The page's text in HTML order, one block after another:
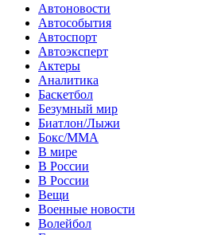
Автоновости
Автособытия
Автоспорт
Автоэксперт
Актеры
Аналитика
Баскетбол
Безумный мир
Биатлон/Лыжи
Бокс/MMA
В мире
В России
В России
Вещи
Военные новости
Волейбол